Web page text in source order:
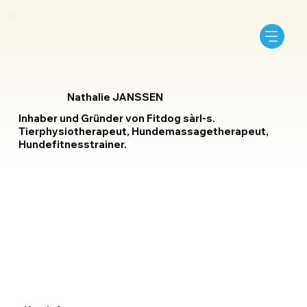
Nathalie JANSSEN
Inhaber und Gründer von Fitdog sàrl-s.
Tierphysiotherapeut, Hundemassagetherapeut,
Hundefitnesstrainer.